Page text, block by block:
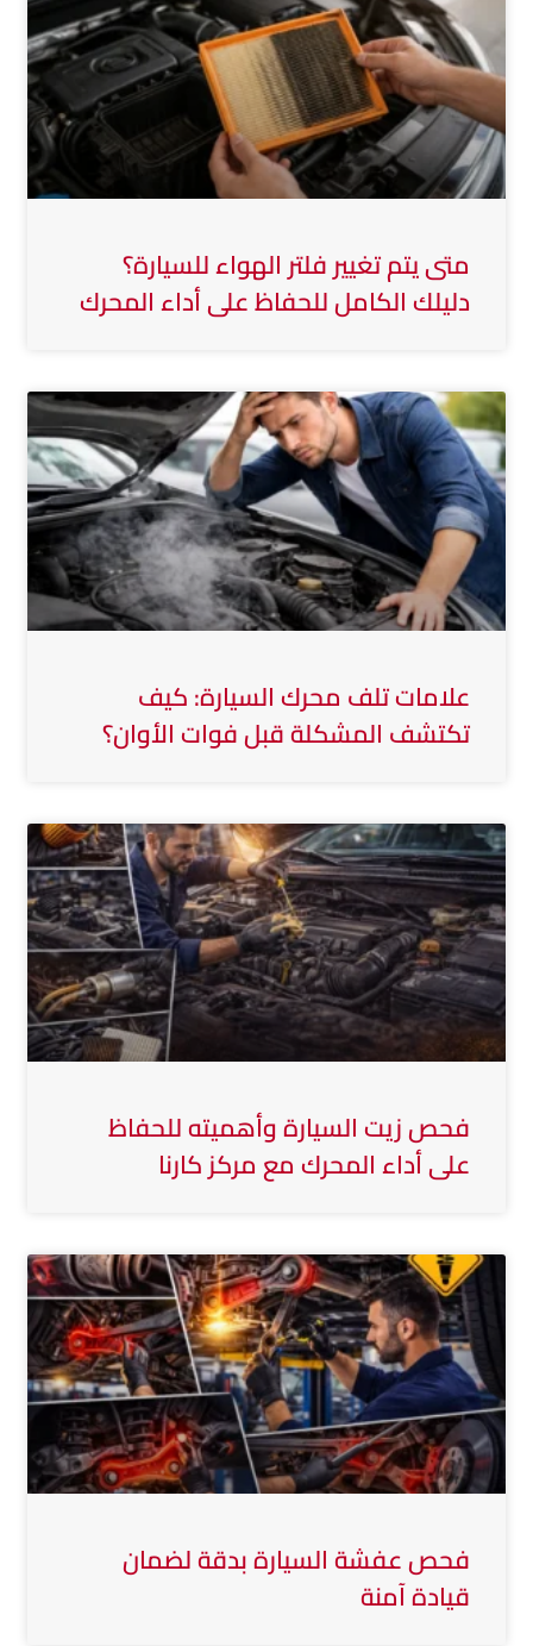
متى يتم تغيير فلتر الهواء للسيارة؟
دليلك الكامل للحفاظ على أداء المحرك
علامات تلف محرك السيارة: كيف
تكتشف المشكلة قبل فوات الأوان؟
فحص زيت السيارة وأهميته للحفاظ
على أداء المحرك مع مركز كارنا
فحص عفشة السيارة بدقة لضمان
قيادة آمنة